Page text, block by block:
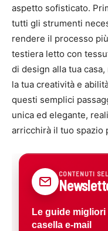
aspetto sofisticato.
tutti gli strumenti
rendere il processo
testiera letto con
di design alla tua
la tua creatività e
questi semplici
unica ed elegante,
arricchirà il tuo spazio
CONTENUTI
Le guide
casella e-mail